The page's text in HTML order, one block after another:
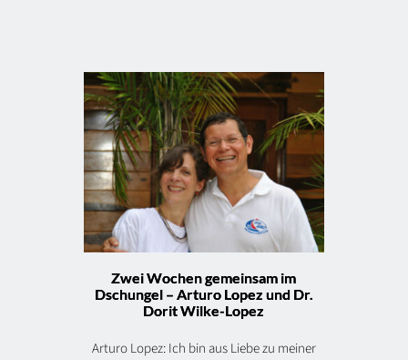
Zwei Wochen gemeinsam im
Dschungel – Arturo Lopez und Dr.
Dorit Wilke-Lopez
Arturo Lopez: Ich bin aus Liebe zu meiner